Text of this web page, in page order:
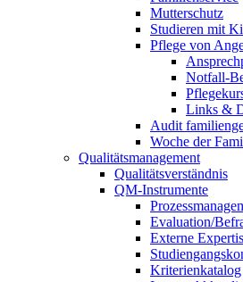
Mutterschutz
Studieren mit
Pflege von
Notfall-
Links &
Audit
Woche der
Qualitätsmanagement
Qualitätsverständnis
QM-Instrumente
Evaluation/
Externe
Kriterienkatalog